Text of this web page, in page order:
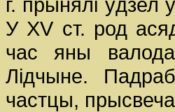
У XV ст. род
час яны
Лідчыне.
частцы,